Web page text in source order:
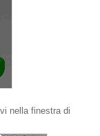
nella finestra di